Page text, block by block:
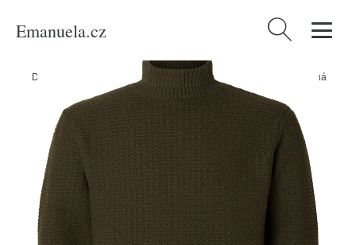
Emanuela.cz Vyhledávání
Domů Svetr 'THIM' Selected Homme tmavě zelená